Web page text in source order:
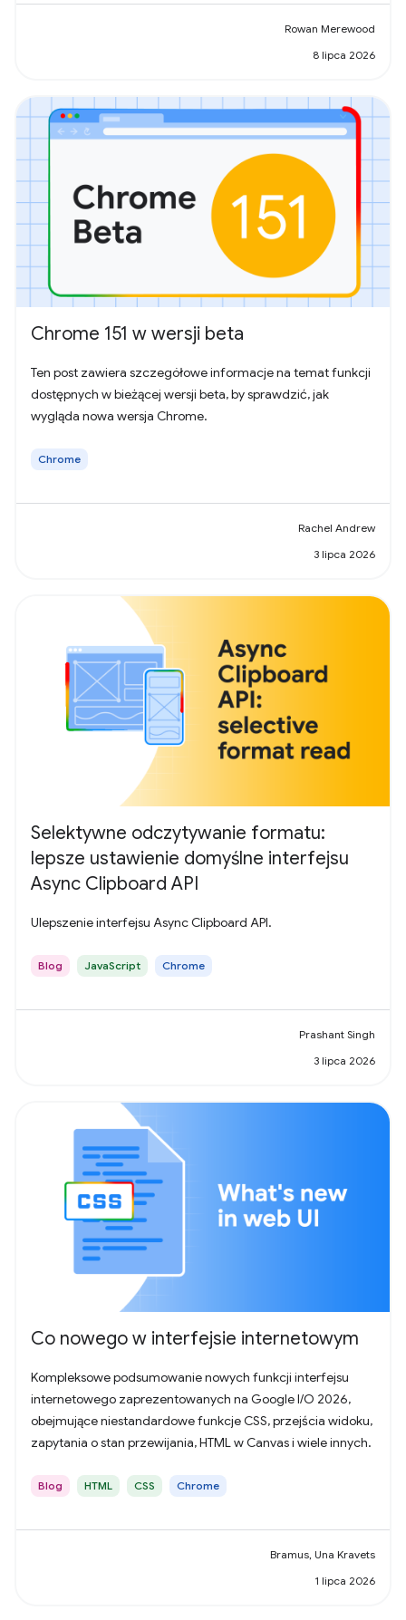
Rowan Merewood
8 lipca 2026
Chrome 151 w wersji beta
Ten post zawiera szczegółowe informacje na temat funkcji
dostępnych w bieżącej wersji beta, by sprawdzić, jak
wygląda nowa wersja Chrome.
Chrome
Rachel Andrew
3 lipca 2026
Selektywne odczytywanie formatu:
lepsze ustawienie domyślne interfejsu
Async Clipboard API
Ulepszenie interfejsu Async Clipboard API.
Blog JavaScript Chrome
Prashant Singh
3 lipca 2026
Co nowego w interfejsie internetowym
Kompleksowe podsumowanie nowych funkcji interfejsu
internetowego zaprezentowanych na Google I/O 2026,
obejmujące niestandardowe funkcje CSS, przejścia widoku,
zapytania o stan przewijania, HTML w Canvas i wiele innych.
Blog HTML CSS Chrome
Bramus, Una Kravets
1 lipca 2026